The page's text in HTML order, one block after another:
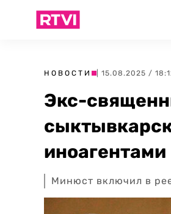
НОВОСТИ | 15.08.2025 /
Экс-
иноагентами
Минюст включил в